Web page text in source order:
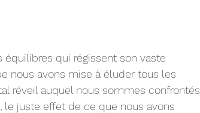
équilibres qui régissent son vaste
nous avons mise à éluder tous les
réveil auquel nous sommes confrontés
juste effet de ce que nous avons